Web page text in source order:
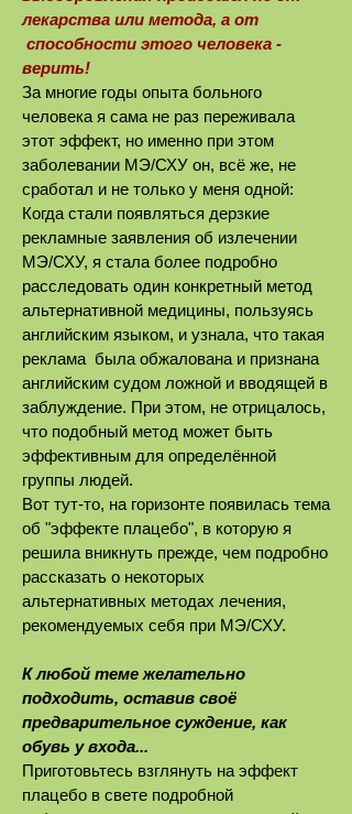
лекарства или метода, а от
способности этого человека -
верить!
За многие годы опыта больного
человека я сама не раз переживала
этот эффект, но именно при этом
заболевании МЭ/СХУ он, всё же, не
сработал и не только у меня одной:
Когда стали появляться дерзкие
рекламные заявления об излечении
МЭ/СХУ, я стала более подробно
расследовать один конкретный метод
альтернативной медицины, пользуясь
английским языком, и узнала, что такая
реклама была обжалована и признана
английским судом ложной и вводящей в
заблуждение. При этом, не отрицалось,
что подобный метод может быть
эффективным для определённой
группы людей.
Вот тут-то, на горизонте появилась тема
об "эффекте плацебо", в которую я
решила вникнуть прежде, чем подробно
рассказать о некоторых
альтернативных методах лечения,
рекомендуемых себя при МЭ/СХУ.
К любой теме желательно
подходить, оставив своё
предварительное суждение, как
обувь у входа...
Приготовьтесь взглянуть на эффект
плацебо в свете подробной